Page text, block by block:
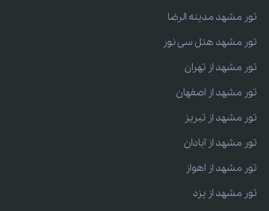
تور مشهد مدینه الرضا
تور مشهد هتل سی نور
تور مشهد از تهران
تور مشهد از اصفهان
تور مشهد از تبریز
تور مشهد از آبادان
تور مشهد از اهواز
تور مشهد از یزد